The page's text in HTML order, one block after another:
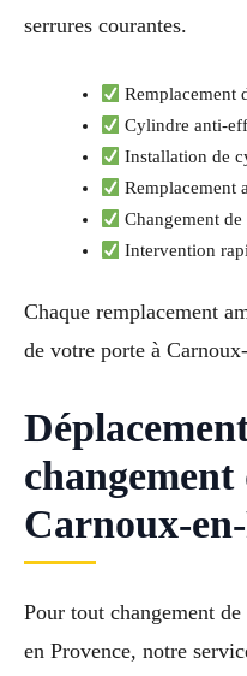
serrures courantes.
Remplacement
Cylindre anti-
Installation de
Remplacement
Changement
Intervention
Chaque remplacement
de votre porte à
Carnoux-
Pour tout changement
en Provence, notre